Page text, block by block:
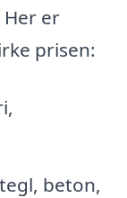
er
prisen:
beton,